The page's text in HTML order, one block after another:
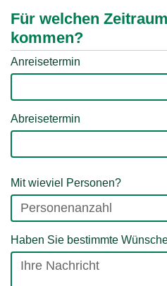
Für welchen
kommen?
Anreisetermin
Abreisetermin
Mit wieviel Personen?
Haben Sie bestimmte